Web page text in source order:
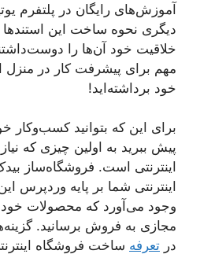
آموزش‌های رایگان در پلتفرم
دیگری نحوه ساخت این استندها
خلاقیت خود آن‌ها را
مهم برای پیشرفت کار در منزل
خود برداشته‌اید!
برای این که بتوانید کسب‌وکار
پیش ببرید به اولین چیزی که
اینترنتی است. فروشگاه‌ساز
اینترنتی شما بر پایه وردپرس
وجود می‌آورد که محصولات خود
مجازی به فروش برسانید.
در تعرفه ساخت فروشگاه